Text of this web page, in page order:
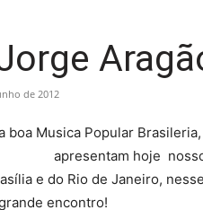
de 2012
boa Musica Popular
apresentam hoje
e do Rio de Janeiro,
encontro!